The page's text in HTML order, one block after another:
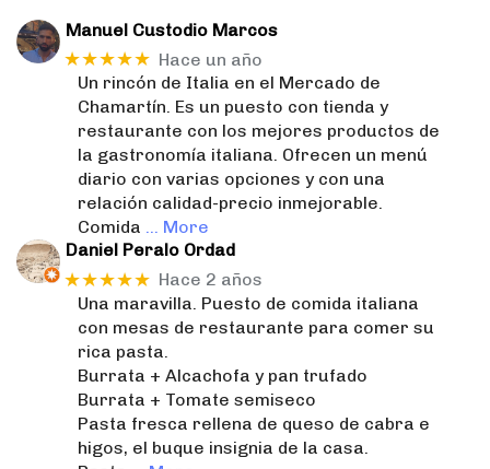
Manuel Custodio Marcos
★★★★★ Hace un año
Un rincón de Italia en el Mercado de
Chamartín. Es un puesto con tienda y
restaurante con los mejores productos de
la gastronomía italiana. Ofrecen un menú
diario con varias opciones y con una
relación calidad-precio inmejorable.
Comida … More
Daniel Peralo Ordad
★★★★★ Hace 2 años
Una maravilla. Puesto de comida italiana
con mesas de restaurante para comer su
rica pasta.
Burrata + Alcachofa y pan trufado
Burrata + Tomate semiseco
Pasta fresca rellena de queso de cabra e
higos, el buque insignia de la casa.